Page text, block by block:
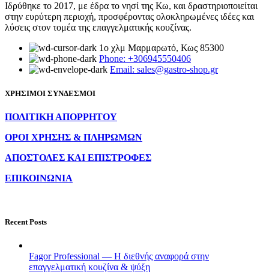
Ιδρύθηκε το 2017, με έδρα το νησί της Κω, και δραστηριοποιείται
στην ευρύτερη περιοχή, προσφέροντας ολοκληρωμένες ιδέες και
λύσεις στον τομέα της επαγγελματικής κουζίνας.
1ο χλμ Μαρμαρωτό, Κως 85300
Phone: +306945550406
Email: sales@gastro-shop.gr
ΧΡΗΣΙΜΟΙ ΣΥΝΔΕΣΜΟΙ
ΠΟΛΙΤΙΚΗ ΑΠΟΡΡΗΤΟΥ
ΟΡΟΙ ΧΡΗΣΗΣ & ΠΛΗΡΩΜΩΝ
ΑΠΟΣΤΟΛΕΣ ΚΑΙ ΕΠΙΣΤΡΟΦΕΣ
ΕΠΙΚΟΙΝΩΝΙΑ
Recent Posts
Fagor Professional — Η διεθνής αναφορά στην
επαγγελματική κουζίνα & ψύξη